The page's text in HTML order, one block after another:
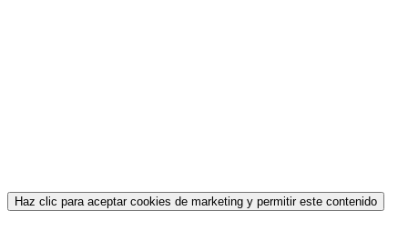
Haz clic para aceptar cookies de marketing y permitir este contenido